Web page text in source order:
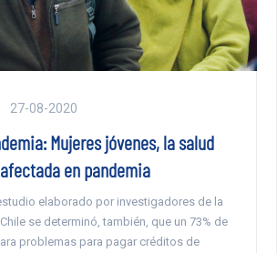
27-08-2020
Mujeres jóvenes, la salud
en pandemia
elaborado por investigadores de la
se determinó, también, que un 73% de
problemas para pagar créditos de